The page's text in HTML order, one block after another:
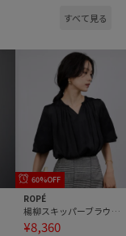
すべて見る
60%OFF
ROPÉ
楊柳スキッパーブラウス/イージーケア
¥8,360